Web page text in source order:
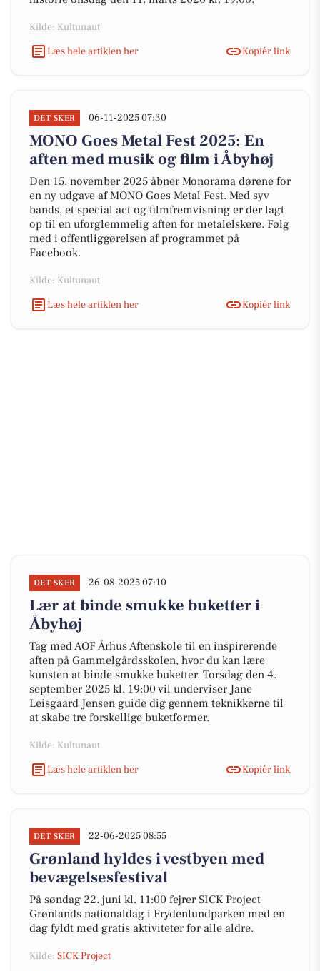
Kilde: Kultunaut
Læs hele artiklen her
Kopiér link
DET SKER 06-11-2025 07:30
MONO Goes Metal Fest 2025: En
aften med musik og film i Åbyhøj
Den 15. november 2025 åbner Monorama dørene for
en ny udgave af MONO Goes Metal Fest. Med syv
bands, et special act og filmfremvisning er der lagt
op til en uforglemmelig aften for metalelskere. Følg
med i offentliggørelsen af programmet på
Facebook.
Kilde: Kultunaut
Læs hele artiklen her
Kopiér link
DET SKER 26-08-2025 07:10
Lær at binde smukke buketter i
Åbyhøj
Tag med AOF Århus Aftenskole til en inspirerende
aften på Gammelgårdsskolen, hvor du kan lære
kunsten at binde smukke buketter. Torsdag den 4.
september 2025 kl. 19:00 vil underviser Jane
Leisgaard Jensen guide dig gennem teknikkerne til
at skabe tre forskellige buketformer.
Kilde: Kultunaut
Læs hele artiklen her
Kopiér link
DET SKER 22-06-2025 08:55
Grønland hyldes i vestbyen med
bevægelsesfestival
På søndag 22. juni kl. 11:00 fejrer SICK Project
Grønlands nationaldag i Frydenlundparken med en
dag fyldt med gratis aktiviteter for alle aldre.
Kilde: SICK Project